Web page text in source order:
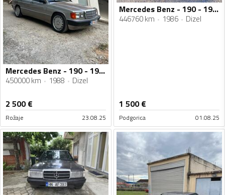
Mercedes Benz - 190 - 190d
450000 km 1988 Dizel
2 500€
Rožaje 23.08.25
Mercedes Benz - 190 - 190D
446760 km 1986 Dizel
1 500€
Podgorica 01.08.25